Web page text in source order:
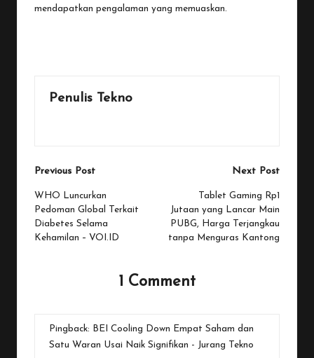
mendapatkan pengalaman yang memuaskan.
Penulis Tekno
Post
navigation
Previous Post
WHO Luncurkan
Pedoman Global Terkait
Diabetes Selama
Kehamilan – VOI.ID
Next Post
Tablet Gaming Rp1
Jutaan yang Lancar Main
PUBG, Harga Terjangkau
tanpa Menguras Kantong
1 Comment
Pingback:
BEI Cooling Down Empat Saham dan
Satu Waran Usai Naik Signifikan - Jurang Tekno